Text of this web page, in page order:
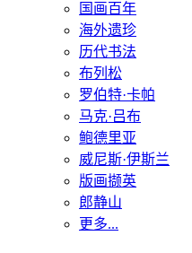
国画百年
海外遗珍
历代书法
布列松
罗伯特·卡帕
马克·吕布
鲍德里亚
威尼斯·伊斯兰
版画撷英
郎静山
更多...